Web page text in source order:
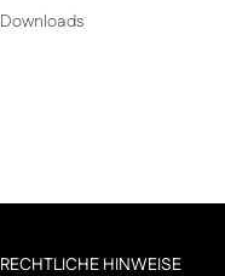
Downloads
RECHTLICHE HINWEISE